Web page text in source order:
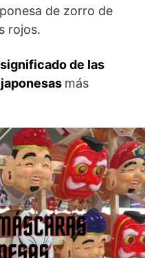
de zorro de
rojos.
significado de las
más